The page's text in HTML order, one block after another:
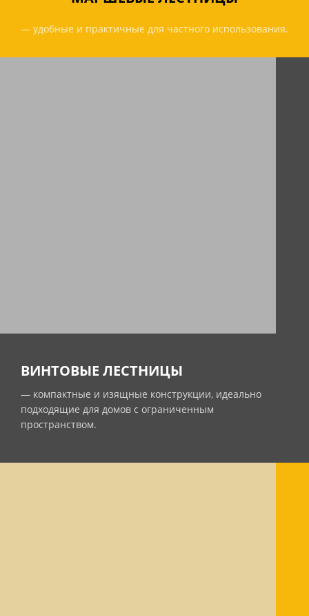
— удобные и практичные для частного использования.
ВИНТОВЫЕ ЛЕСТНИЦЫ
— компактные и изящные конструкции, идеально
подходящие для домов с ограниченным
пространством.